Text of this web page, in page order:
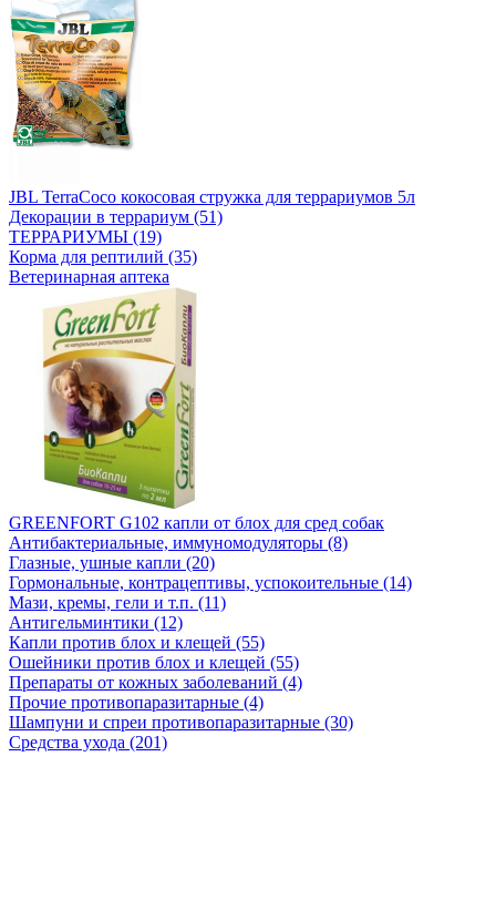
JBL TerraCoco кокосовая стружка для террариумов 5л
Декорации в террариум (51)
ТЕРРАРИУМЫ (19)
Корма для рептилий (35)
Ветеринарная аптека
GREENFORT G102 капли от блох для сред собак
Антибактериальные, иммуномодуляторы (8)
Глазные, ушные капли (20)
Гормональные, контрацептивы, успокоительные (14)
Мази, кремы, гели и т.п. (11)
Антигельминтики (12)
Капли против блох и клещей (55)
Ошейники против блох и клещей (55)
Препараты от кожных заболеваний (4)
Прочие противопаразитарные (4)
Шампуни и спреи противопаразитарные (30)
Средства ухода (201)